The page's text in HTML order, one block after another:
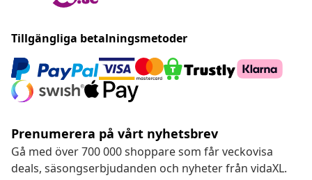
Tillgängliga betalningsmetoder
Prenumerera på vårt nyhetsbrev
Gå med över 700 000 shoppare som får veckovisa
deals, säsongserbjudanden och nyheter från vidaXL.